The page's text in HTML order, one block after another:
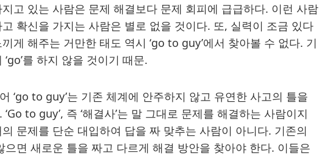
고 있는 사람은 문제 해결보다 문제 회피에 급급하다. 이런 사람
확신을 가지는 사람은 별로 없을 것이다. 또, 실력이 조금 있다
게 해주는 거만한 태도 역시 ‘go to guy’에서 찾아볼 수 없다. 기
를 하지 않을 것이기 때문.
‘go to guy’는 기존 체계에 안주하지 않고 유연한 사고의 틀을
to guy’, 즉 ‘해결사’는 말 그대로 문제를 해결하는 사람이지
문제를 단순 대입하여 답을 짜 맞추는 사람이 아니다. 기존의
으면 새로운 틀을 짜고 다르게 해결 방안을 찾아야 한다. 이들은